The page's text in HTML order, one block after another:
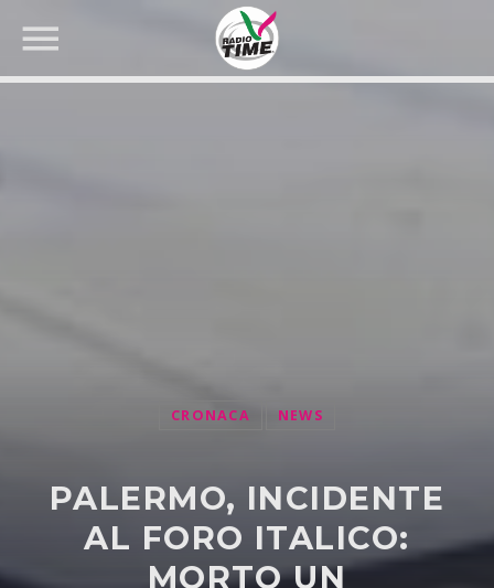
CRONACA NEWS
PALERMO, INCIDENTE
AL FORO ITALICO:
MORTO UN